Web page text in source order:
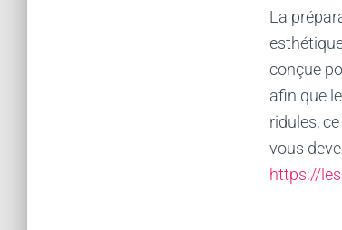
La
conçue
afin que
ridules,
vous
https://